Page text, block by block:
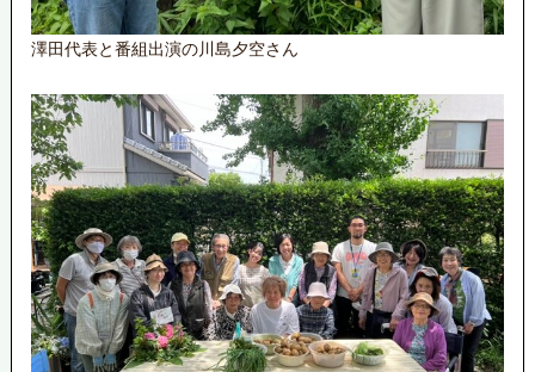
澤田代表と番組出演の川島夕空さん